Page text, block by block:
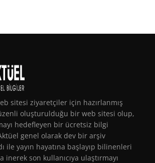
sitesi ziyaretçiler için hazırlanmış
oluşturulduğu bir web sitesi olup,
hedefleyen bir ücretsiz bilgi
genel olarak dev bir arşiv
ile yayın hayatına başlayıp bilinenleri
inerek son kullanıcıya ulaştırmayı